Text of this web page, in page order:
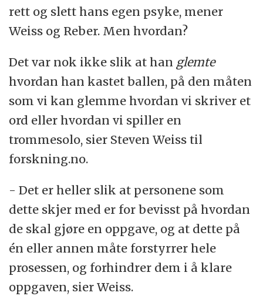
rett og slett hans egen psyke, mener
Weiss og Reber. Men hvordan?
Det var nok ikke slik at han glemte
hvordan han kastet ballen, på den måten
som vi kan glemme hvordan vi skriver et
ord eller hvordan vi spiller en
trommesolo, sier Steven Weiss til
forskning.no.
- Det er heller slik at personene som
dette skjer med er for bevisst på hvordan
de skal gjøre en oppgave, og at dette på
én eller annen måte forstyrrer hele
prosessen, og forhindrer dem i å klare
oppgaven, sier Weiss.